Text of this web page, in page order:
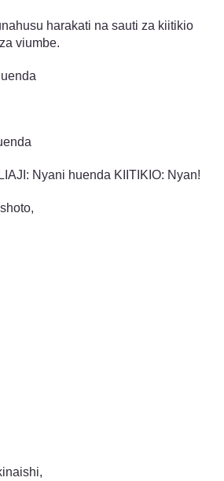
harakati na sauti za kiitikio
viumbe.
Nyani huenda KIITIKIO: Nyan!